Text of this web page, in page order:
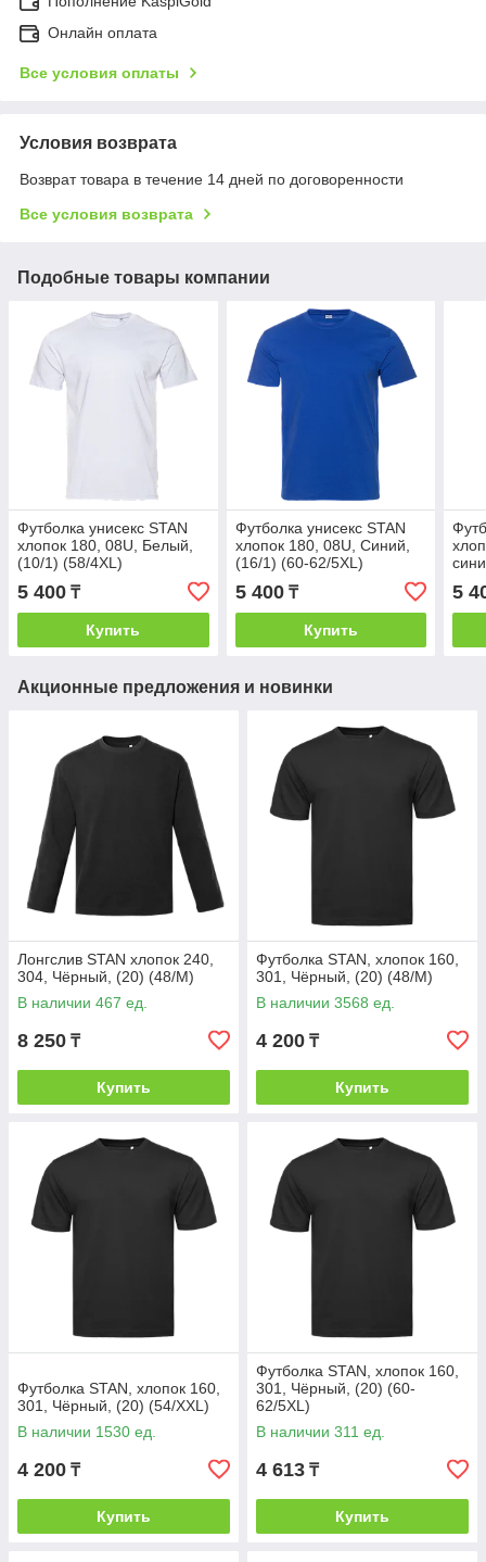
Онлайн оплата
Все условия оплаты
Условия возврата
Возврат товара в течение 14 дней по договоренности
Все условия возврата
Подобные товары компании
Футболка унисекс STAN
хлопок 180, 08U, Белый,
(10/1) (58/4XL)
5 400 ₸
Купить
Футболка унисекс STAN
хлопок 180, 08U, Синий,
(16/1) (60-62/5XL)
5 400₸
Купить
5
Акционные предложения и новинки
Лонгслив STAN хлопок 240,
304, Чёрный, (20) (48/M)
В наличии 467 ед.
8 250 ₸
Купить
Футболка STAN, хлопок 160,
301, Чёрный, (20) (48/M)
В наличии 3568 ед.
4 200 ₸
Купить
Футболка STAN, хлопок 160,
301, Чёрный, (20) (54/XXL)
В наличии 1530 ед.
4 200 ₸
Купить
Футболка STAN, хлопок 160,
301, Чёрный, (20) (60-
62/5XL)
В наличии 311 ед.
4 613 ₸
Купить